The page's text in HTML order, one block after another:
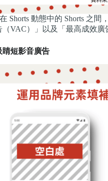
Shorts 動態中的 Shorts 之
VAC）」以及「最高成效廣
睛短影音廣告